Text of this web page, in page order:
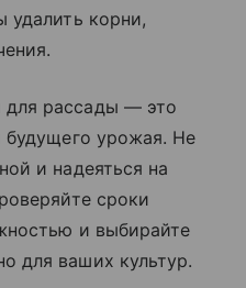
удалить корни,
рассады — это
будущего урожая. Не
и надеяться на
сроки
и выбирайте
для ваших культур.